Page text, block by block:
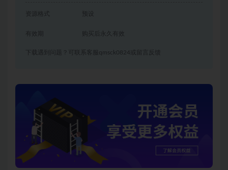
资源格式 预设
有效期 购买后永久有效
下载遇到问题？可联系客服qmsck0824或留言反馈